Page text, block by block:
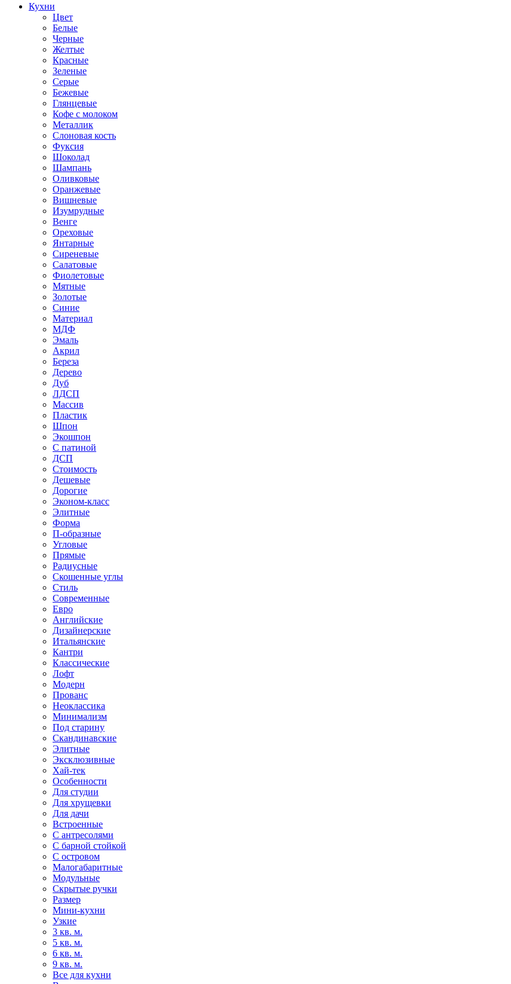
Кухни
Цвет
Белые
Черные
Желтые
Красные
Зеленые
Серые
Бежевые
Глянцевые
Кофе с молоком
Металлик
Слоновая кость
Фуксия
Шоколад
Шампань
Оливковые
Оранжевые
Вишневые
Изумрудные
Венге
Ореховые
Янтарные
Сиреневые
Салатовые
Фиолетовые
Мятные
Золотые
Синие
Материал
МДФ
Эмаль
Акрил
Береза
Дерево
Дуб
ЛДСП
Массив
Пластик
Шпон
Экошпон
С патиной
ДСП
Стоимость
Дешевые
Дорогие
Эконом-класс
Элитные
Форма
П-образные
Угловые
Прямые
Радиусные
Скошенные углы
Стиль
Современные
Евро
Английские
Дизайнерские
Итальянские
Кантри
Классические
Лофт
Модерн
Прованс
Неоклассика
Минимализм
Под старину
Скандинавские
Элитные
Эксклюзивные
Хай-тек
Особенности
Для студии
Для хрущевки
Для дачи
Встроенные
С антресолями
С барной стойкой
С островом
Малогабаритные
Модульные
Скрытые ручки
Размер
Мини-кухни
Узкие
3 кв. м.
5 кв. м.
6 кв. м.
9 кв. м.
Все для кухни